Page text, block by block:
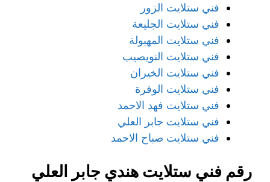
فني ستلايت الزور
فني ستلايت الجليعة
فني ستلايت المهبولة
فني ستلايت النويصيب
فني ستلايت الخيران
فني ستلايت الوفرة
فني ستلايت فهد الاحمد
فني ستلايت جابر العلي
فني ستلايت صباح الاحمد
رقم فني ستلايت هندي جابر العلي